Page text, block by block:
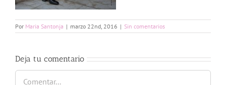
Por Maria Santonja | marzo 22nd, 2016 | Sin comentarios
Deja tu comentario
Comentar